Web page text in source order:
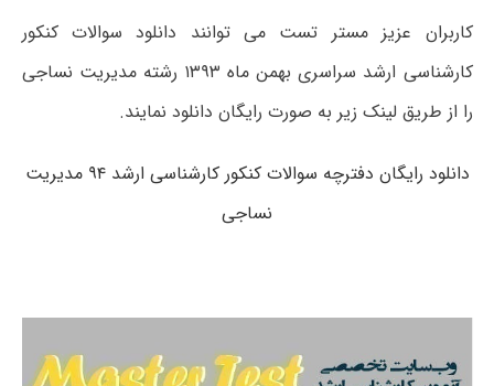
کاربران عزیز مستر تست می توانند دانلود سوالات کنکور
کارشناسی ارشد سراسری بهمن ماه ۱۳۹۳ رشته مدیریت نساجی
را از طریق لینک زیر به صورت رایگان دانلود نمایند.
دانلود رایگان دفترچه سوالات کنکور کارشناسی ارشد ۹۴ مدیریت
نساجی